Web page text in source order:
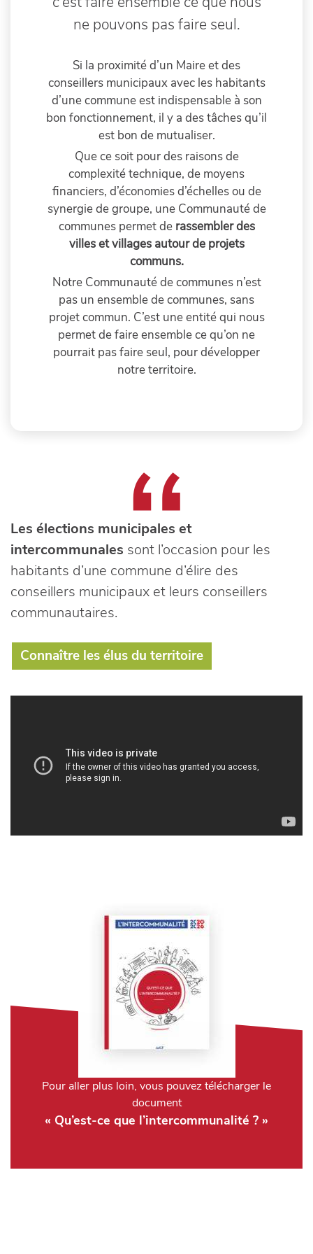
ne pouvons pas faire seul.
Si la proximité d’un Maire et des
conseillers municipaux avec les habitants
d’une commune est indispensable à son
bon fonctionnement, il y a des tâches qu’il
est bon de mutualiser.
Que ce soit pour des raisons de
complexité technique, de moyens
financiers, d’économies d’échelles ou de
synergie de groupe, une Communauté de
communes permet de rassembler des
villes et villages autour de projets
communs.
Notre Communauté de communes n’est
pas un ensemble de communes, sans
projet commun. C’est une entité qui nous
permet de faire ensemble ce qu’on ne
pourrait pas faire seul, pour développer
notre territoire.
Les élections municipales et
intercommunales sont l’occasion pour les
habitants d’une commune d’élire des
conseillers municipaux et leurs conseillers
communautaires.
Connaître les élus du territoire
Pour aller plus loin, vous pouvez télécharger le
document
« Qu’est-ce que l’intercommunalité ? »